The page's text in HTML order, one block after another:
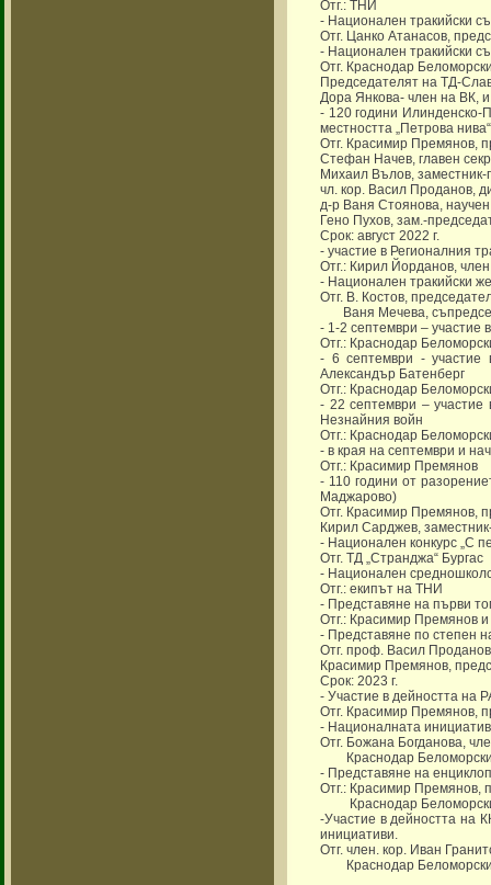
Отг.: ТНИ
- Национален тракийски
Отг. Цанко Атанасов,
- Национален тракийски
Отг. Краснодар
Председателят на ТД-
Дора Янкова- член на ВК,
- 120 години Илинденско-
местността „Петрова нива“
Отг. Красимир Премянов,
Стефан Начев, главен
Михаил Вълов,
чл. кор. Васил Проданов,
д-р Ваня Стоянова,
Гено Пухов, зам.-
Срок: август 2022 г.
- участие в Регионалния
Отг.: Кирил Йорданов,
- Национален тракийски
Отг. В. Костов,
Ваня Мечева,
- 1-2 септември – участие
Отг.: Краснодар
- 6 септември - участие
Александър Батенберг
Отг.: Краснодар
- 22 септември – участие
Незнайния войн
Отг.: Краснодар
- в края на септември и
Отг.: Красимир Премянов
- 110 години от
Маджарово)
Отг. Красимир Премянов,
Кирил Сарджев,
- Национален конкурс „С
Отг. ТД „Странджа“ Бургас
- Национален
Отг.: екипът на ТНИ
- Представяне на първи
Отг.: Красимир Премянов
- Представяне по степен
Отг. проф. Васил
Красимир Премянов,
Срок: 2023 г.
- Участие в дейността на
Отг. Красимир Премянов,
- Националната
Отг. Божана Богданова,
Краснодар
- Представяне на
Отг.: Красимир Премянов,
Краснодар
-Участие в дейността на
инициативи.
Отг. член. кор. Иван
Краснодар